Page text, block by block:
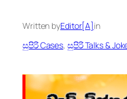
Written byEditor[A] in
සුපිරි Cases, සුපිරි Talks &